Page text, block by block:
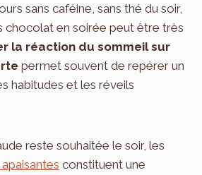
sans caféine, sans thé du soir,
chocolat en soirée peut être très
la réaction du sommeil sur
permet souvent de repérer un
habitudes et les réveils
reste souhaitée le soir, les
constituent une